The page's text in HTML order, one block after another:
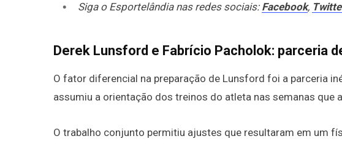
Siga o Esportelândia nas redes sociais: Facebook,
Derek Lunsford e Fabrício Pacholok: parceria
O fator diferencial na preparação de Lunsford foi a parceria
assumiu a orientação dos treinos do atleta nas semanas que
O trabalho conjunto permitiu ajustes que resultaram em um